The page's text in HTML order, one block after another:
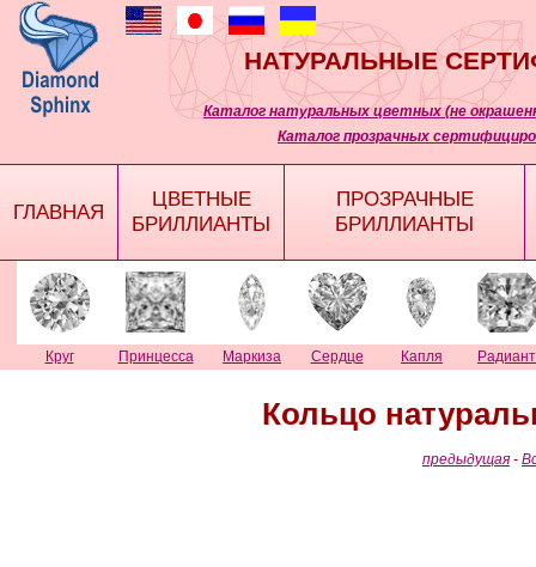
НАТУРАЛЬНЫЕ
Каталог натуральных цветных (не
Каталог прозрачных
ГЛАВНАЯ
ЦВЕТНЫЕ
БРИЛЛИАНТЫ
ПРОЗРАЧНЫЕ
БРИЛЛИАНТЫ
Круг Принцесса Маркиза Сердце Капля Радиант
Кольцо
предыдущая -